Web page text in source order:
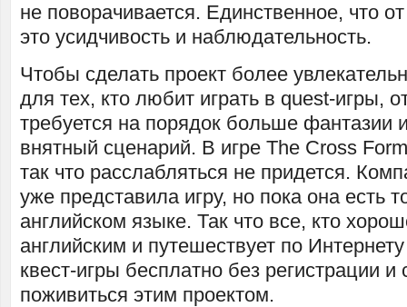
не поворачивается. Единственное, что
это усидчивость и наблюдательность.
Чтобы сделать проект более
для тех, кто любит играть в quest-игры,
требуется на порядок больше фантазии
внятный сценарий. В игре The Cross
так что расслабляться не придется.
уже представила игру, но пока она есть
английском языке. Так что все, кто
английским и путешествует по
квест-игры бесплатно без регистрации и
поживиться этим проектом.